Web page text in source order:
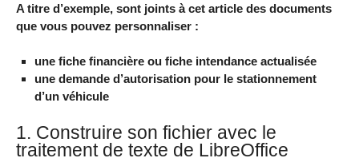
A titre d’exemple, sont joints à cet article des documents
que vous pouvez personnaliser :
une fiche financière ou fiche intendance actualisée
une demande d’autorisation pour le stationnement
d’un véhicule
1. Construire son fichier avec le
traitement de texte de LibreOffice